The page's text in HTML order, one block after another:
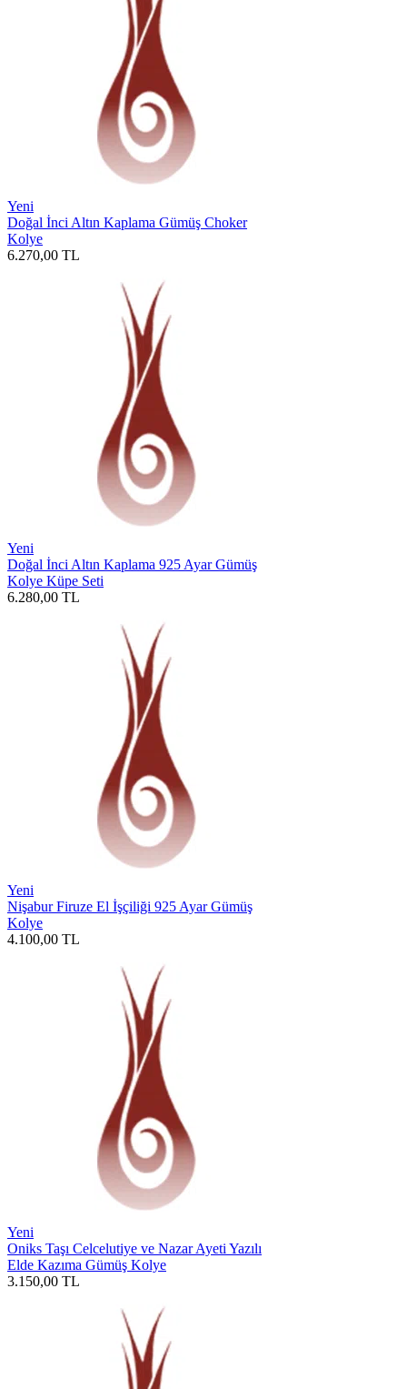
Yeni
Doğal İnci Altın Kaplama Gümüş Choker
Kolye
6.270,00 TL
Yeni
Doğal İnci Altın Kaplama 925 Ayar Gümüş
Kolye Küpe Seti
6.280,00 TL
Yeni
Nişabur Firuze El İşçiliği 925 Ayar Gümüş
Kolye
4.100,00 TL
Yeni
Oniks Taşı Celcelutiye ve Nazar Ayeti Yazılı
Elde Kazıma Gümüş Kolye
3.150,00 TL